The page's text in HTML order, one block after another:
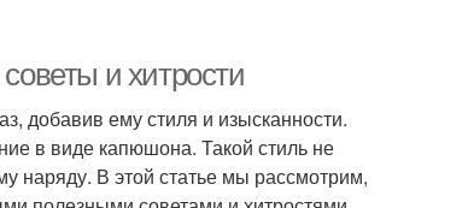
и хитрости
добавив ему стиля и изысканности.
в виде капюшона. Такой стиль не
наряду. В этой статье мы рассмотрим,